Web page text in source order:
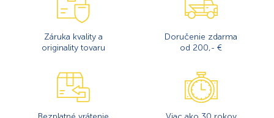
Záruka kvality a
originality tovaru
Doručenie zdarma
od 200,- €